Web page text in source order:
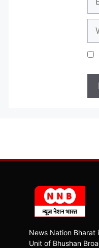
News Nation Bharat
Unit of Bhushan